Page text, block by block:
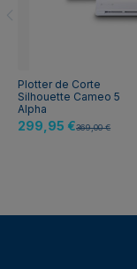
Plotter de Corte
Silhouette Cameo 5
Alpha
299,95 €369,00 €